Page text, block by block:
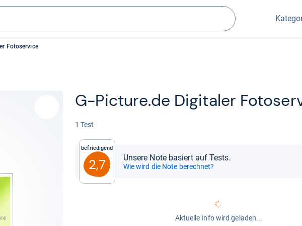
Suchen
Fotoservice
G-​Pic­ture.de Digi­ta­ler
1 Test
Befriedigend
2,7 Unsere Note basiert auf Tests.
Wie wird die Note berechnet?
Aktuelle Info wird geladen...